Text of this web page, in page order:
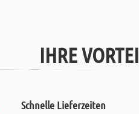
IHRE
Schnelle Lieferzeiten